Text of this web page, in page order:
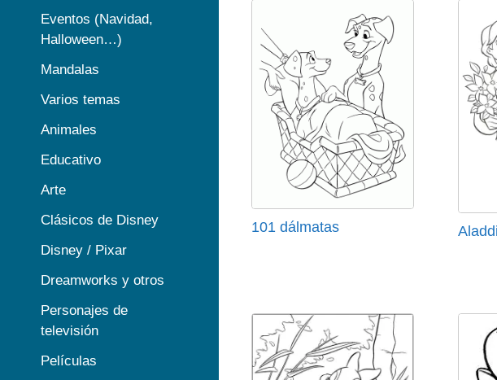
101 dálmatas
Eventos (Navidad,
Halloween…)
Mandalas
Varios temas
Animales
Educativo
Arte
Clásicos de Disney
Disney / Pixar
Dreamworks y otros
Personajes de
televisión
Películas